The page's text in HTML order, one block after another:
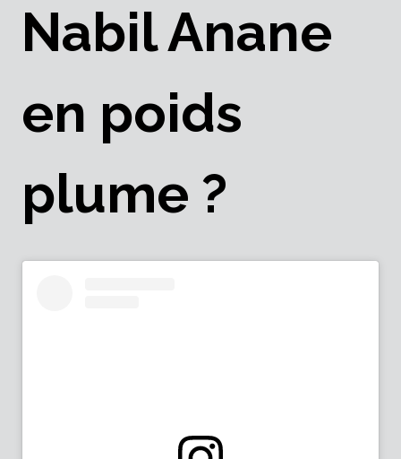
Nabil Anane
en poids
plume ?